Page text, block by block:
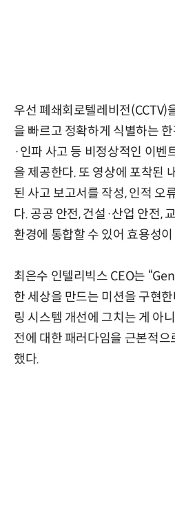
우선 폐쇄회로텔레비전(CCTV)
을 빠르고 정확하게 식별하는
·인파 사고 등 비정상적인 이벤
을 제공한다. 또 영상에 포착된
된 사고 보고서를 작성, 인적 오
다. 공공 안전, 건설·산업 안전,
환경에 통합할 수 있어 효용성
최은수 인텔리빅스 CEO는
한 세상을 만드는 미션을 구현
링 시스템 개선에 그치는 게 아
전에 대한 패러다임을 근본적으
했다.